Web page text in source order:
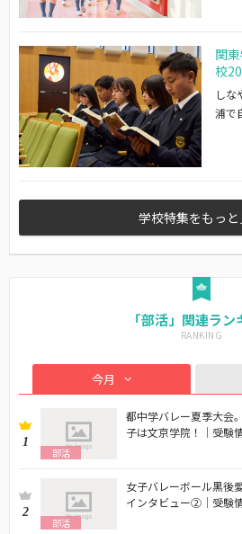
関
校
しな
浦で
学校特集をもっと
「部活」関連ラン
今月
1
部活
都中学バレー夏季大会
子は文京学院！｜受験
2
部活
女子バレーボール黒後
インタビュー②｜受験